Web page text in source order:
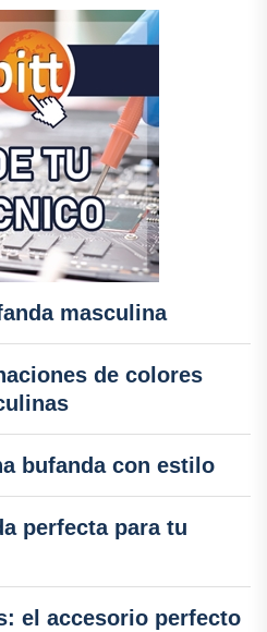
masculina
de colores
bufanda con estilo
perfecta para tu
el accesorio perfecto